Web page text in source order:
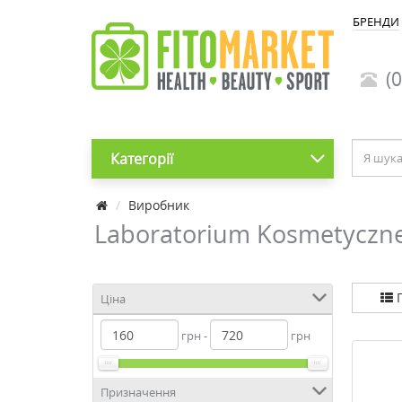
БРЕНДИ
Категорії
Виробник
Laboratorium
Ціна
грн - грн
Призначення